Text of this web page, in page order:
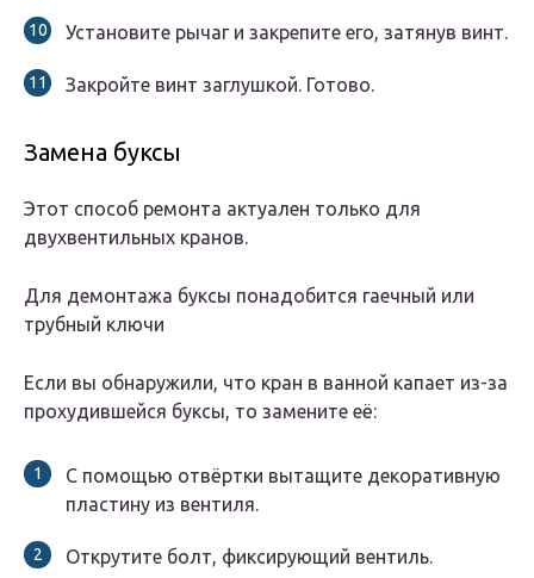
Установите рычаг и закрепите его, затянув винт.
Закройте винт заглушкой. Готово.
Замена буксы
Этот способ ремонта актуален только для
двухвентильных кранов.
Для демонтажа буксы понадобится гаечный или
трубный ключи
Если вы обнаружили, что кран в ванной капает из-за
прохудившейся буксы, то замените её:
С помощью отвёртки вытащите декоративную
пластину из вентиля.
Открутите болт, фиксирующий вентиль.